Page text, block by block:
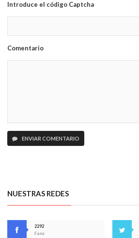
Introduce el código Captcha
Comentario
ENVIAR COMENTARIO
NUESTRAS REDES
2292
Fans